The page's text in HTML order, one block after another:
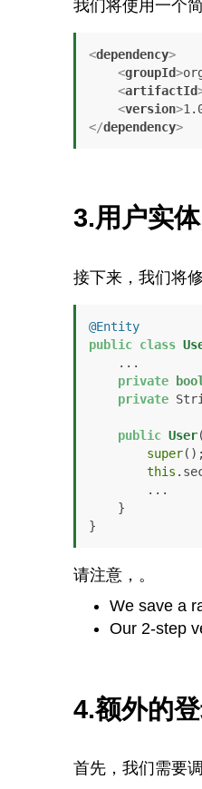
我们将使用一个
<dependency>
<groupId>
<artifactId
<version>
</dependency>
3.用户实体
接下来，我们将
@Entity
public class
private
private
public User
super();
this
}
请注意，。
We save a
Our 2-step
4.额外的
首先，我们需要